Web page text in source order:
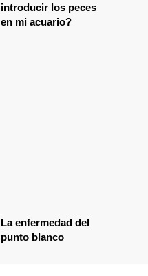
introducir los peces
en mi acuario?
La enfermedad del
punto blanco